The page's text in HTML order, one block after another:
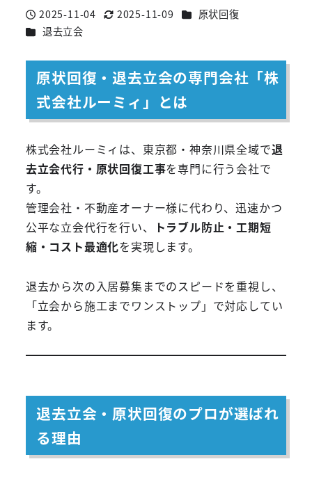
投稿日
2025-11-04
更新日
2025-11-09 カテゴリー
原状回復
カテゴリー
退去立会
原状回復・退去立会の専門会社「株
式会社ルーミィ」とは
株式会社ルーミィは、東京都・神奈川県全域で退
去立会代行・原状回復工事を専門に行う会社で
す。
管理会社・不動産オーナー様に代わり、迅速かつ
公平な立会代行を行い、
トラブル防止・工期短
縮・コスト最適化を実現します。
退去から次の入居募集までのスピードを重視し、
「立会から施工までワンストップ」で対応してい
ます。
退去立会・原状回復のプロが選ばれ
る理由